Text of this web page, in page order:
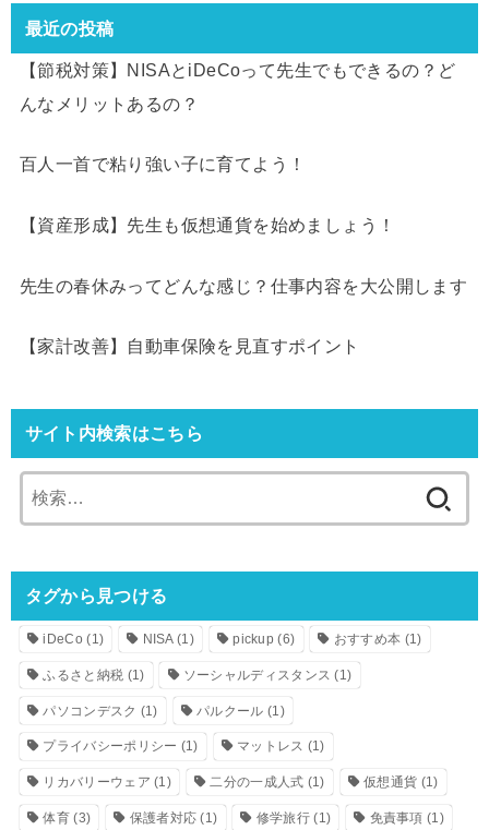
最近の投稿
【節税対策】NISAとiDeCoって先生でもできるの？ど
んなメリットあるの？
百人一首で粘り強い子に育てよう！
【資産形成】先生も仮想通貨を始めましょう！
先生の春休みってどんな感じ？仕事内容を大公開します
【家計改善】自動車保険を見直すポイント
サイト内検索はこちら
索:
タグから見つける
iDeCo (1) NISA(1) pickup (6) おすすめ本 (1)
ふるさと納税 (1) ソーシャルディスタンス (1)
パソコンデスク (1) パルクール (1)
プライバシーポリシー (1) マットレス (1)
リカバリーウェア (1) 二分の一成人式 (1) 仮想通貨 (1)
体育 (3) 保護者対応 (1) 修学旅行(1) 免責事項 (1)